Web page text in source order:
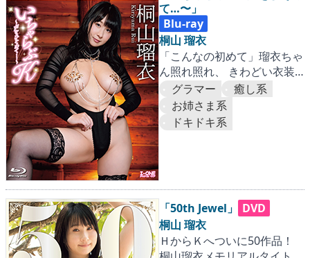
て…〜」
Blu-ray
桐山 瑠衣
「こんなの初めて」瑠衣ちゃ
ん照れ照れ、 きわどい衣装
で弄ばれる爆乳Kカップ！
グラマー
癒し系
お姉さま系
ドキドキ系
「50th Jewel」
DVD
桐山 瑠衣
ＨからＫへついに50作品！